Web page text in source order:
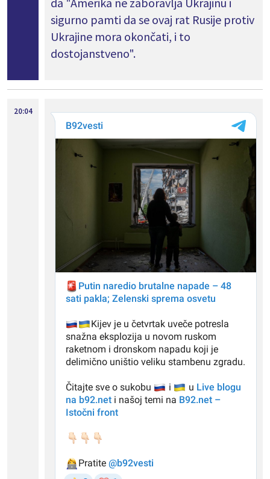
sigurno pamti da se ovaj rat Rusije protiv
Ukrajine mora okončati, i to
dostojanstveno".
20:04